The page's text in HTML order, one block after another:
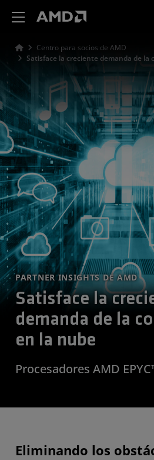
Centro para socios de AMD
Satisface la creciente demanda de la
PARTNER INSIGHTS DE AMD
Satisface la
demanda de la
en la nube
Procesadores AMD
Eliminando los